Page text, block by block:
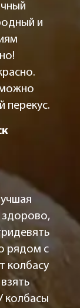
и
можно
перекус.
здорово,
рядом с
колбасу
колбасы